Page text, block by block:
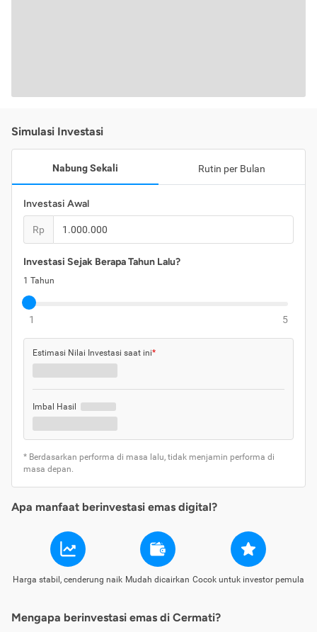
Simulasi Investasi
Nabung Sekali Rutin per Bulan
Investasi Awal
Rp
Investasi Sejak Berapa Tahun Lalu?
1 Tahun
1 5
Estimasi Nilai Investasi saat ini*
Imbal Hasil
* Berdasarkan performa di masa lalu, tidak menjamin performa di
masa depan.
Apa manfaat berinvestasi emas digital?
Harga stabil, cenderung naik Mudah dicairkan Cocok untuk investor pemula
Mengapa berinvestasi emas di Cermati?